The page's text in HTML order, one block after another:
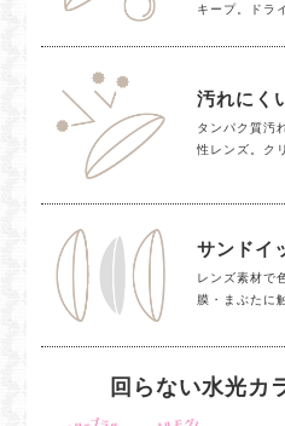
キープ。ドラ
汚れにく
タンパク質汚
性レンズ。ク
サンドイ
レンズ素材で
膜・まぶたに
回らない水光カ